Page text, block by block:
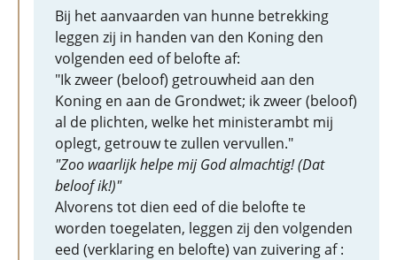
Bij het aanvaarden van hunne betrekking
leggen zij in handen van den Koning den
volgenden eed of belofte af:
"Ik zweer (beloof) getrouwheid aan den
Koning en aan de Grondwet; ik zweer (beloof)
al de plichten, welke het ministerambt mij
oplegt, getrouw te zullen vervullen."
"Zoo waarlijk helpe mij God almachtig! (Dat
beloof ik!)"
Alvorens tot dien eed of die belofte te
worden toegelaten, leggen zij den volgenden
eed (verklaring en belofte) van zuivering af :